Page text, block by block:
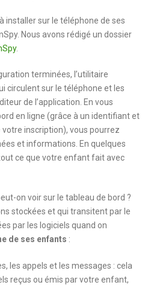
installer sur le téléphone de ses
Nous avons rédigé un dossier
.
terminées, l’utilitaire
circulent sur le téléphone et les
de l’application. En vous
en ligne (grâce à un identifiant et
inscription), vous pourrez
et informations. En quelques
ce que votre enfant fait avec
on voir sur le tableau de bord ?
stockées et qui transitent par le
par les logiciels quand on
de ses enfants :
les appels et les messages : cela
reçus ou émis par votre enfant,